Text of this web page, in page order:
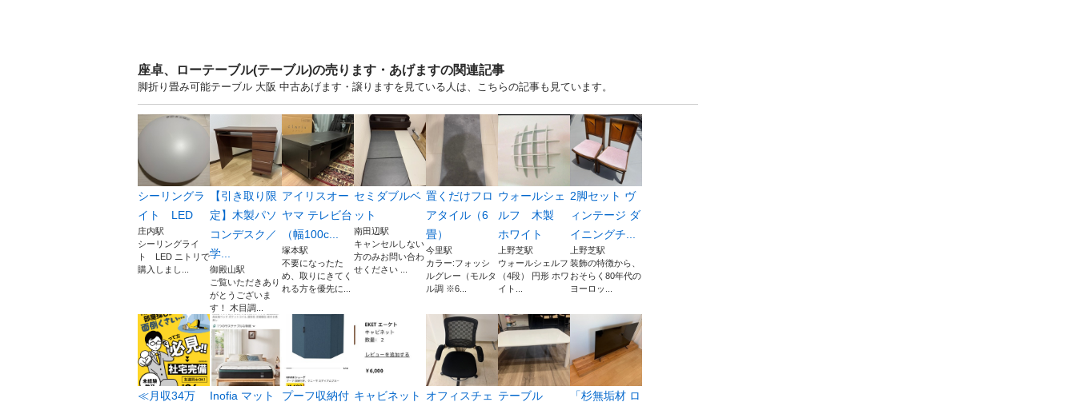
座卓、ローテーブル(テーブル)の売ります・あげますの関連記事
脚折り畳み可能テーブル 大阪 中古あげます・譲りますを見ている人は、こちらの記事も見ています。
シーリングラ
イト LED
庄内駅
シーリングライ
ト LED ニトリで
購入しまし...
【引き取り限
定】木製パソ
コンデスク／
学...
御殿山駅
ご覧いただきあり
がとうございま
す！ 木目調...
アイリスオー
ヤマ テレビ台
（幅100c...
塚本駅
不要になったた
め、取りにきてく
れる方を優先に...
セミダブルベ
ット
南田辺駅
キャンセルしない
方のみお問い合わ
せください ...
置くだけフロ
アタイル（6
畳）
今里駅
カラー:フォッシ
ルグレー（モルタ
ル調 ※6...
ウォールシェ
ルフ 木製
ホワイト
上野芝駅
ウォールシェルフ
（4段） 円形 ホワ
イト...
2脚セット ヴ
ィンテージ ダ
イニングチ...
上野芝駅
装飾の特徴から、
おそらく80年代の
ヨーロッ...
≪月収34万
Inofia マット
プーフ収納付 キャビネット
オフィスチェ テーブル
「杉無垢材 ロ